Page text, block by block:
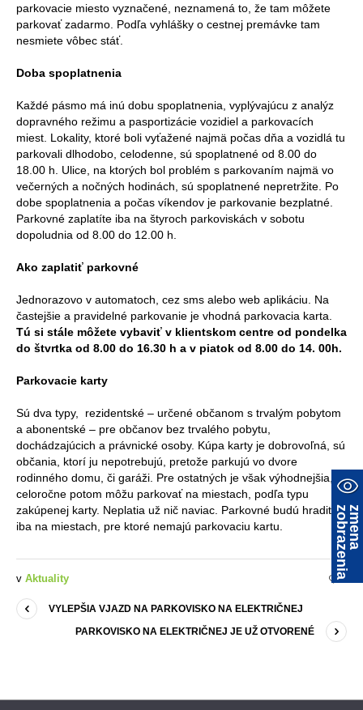
parkovacie miesto vyznačené, neznamená to, že tam môžete
parkovať zadarmo. Podľa vyhlášky o cestnej premávke tam
nesmiete vôbec stáť.
Doba spoplatnenia
Každé pásmo má inú dobu spoplatnenia, vyplývajúcu z analýz
dopravného režimu a pasportizácie vozidiel a parkovacích
miest. Lokality, ktoré boli vyťažené najmä počas dňa a vozidlá tu
parkovali dlhodobo, celodenne, sú spoplatnené od 8.00 do
18.00 h. Ulice, na ktorých bol problém s parkovaním najmä vo
večerných a nočných hodinách, sú spoplatnené nepretržite. Po
dobe spoplatnenia a počas víkendov je parkovanie bezplatné.
Parkovné zaplatíte iba na štyroch parkoviskách v sobotu
dopoludnia od 8.00 do 12.00 h.
Ako zaplatiť parkovné
Jednorazovo v automatoch, cez sms alebo web aplikáciu. Na
častejšie a pravidelné parkovanie je vhodná parkovacia karta.
Tú si stále môžete vybaviť v klientskom centre od pondelka
do štvrtka od 8.00 do 16.30 h a v piatok od 8.00 do 14. 00h.
Parkovacie karty
Sú dva typy, rezidentské – určené občanom s trvalým pobytom
a abonentské – pre občanov bez trvalého pobytu,
dochádzajúcich a právnické osoby. Kúpa karty je dobrovoľná, sú
občania, ktorí ju nepotrebujú, pretože parkujú vo dvore
rodinného domu, či garáži. Pre ostatných je však výhodnejšia,
celoročne potom môžu parkovať na miestach, podľa typu
zakúpenej karty. Neplatia už nič naviac. Parkovné budú hradiť
iba na miestach, pre ktoré nemajú parkovaciu kartu.
0
v Aktuality
VYLEPŠIA VJAZD NA PARKOVISKO NA ELEKTRIČNEJ
PARKOVISKO NA ELEKTRIČNEJ JE UŽ OTVORENÉ
z
m
e
n
a
z
o
b
r
a
z
e
n
i
a